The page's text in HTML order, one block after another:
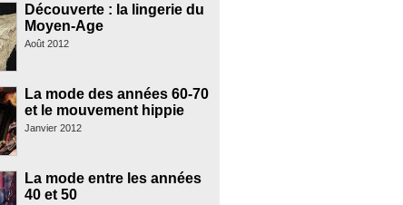
Découverte : la lingerie du
Moyen-Age
Août 2012
La mode des années 60-70
et le mouvement hippie
Janvier 2012
La mode entre les années
40 et 50